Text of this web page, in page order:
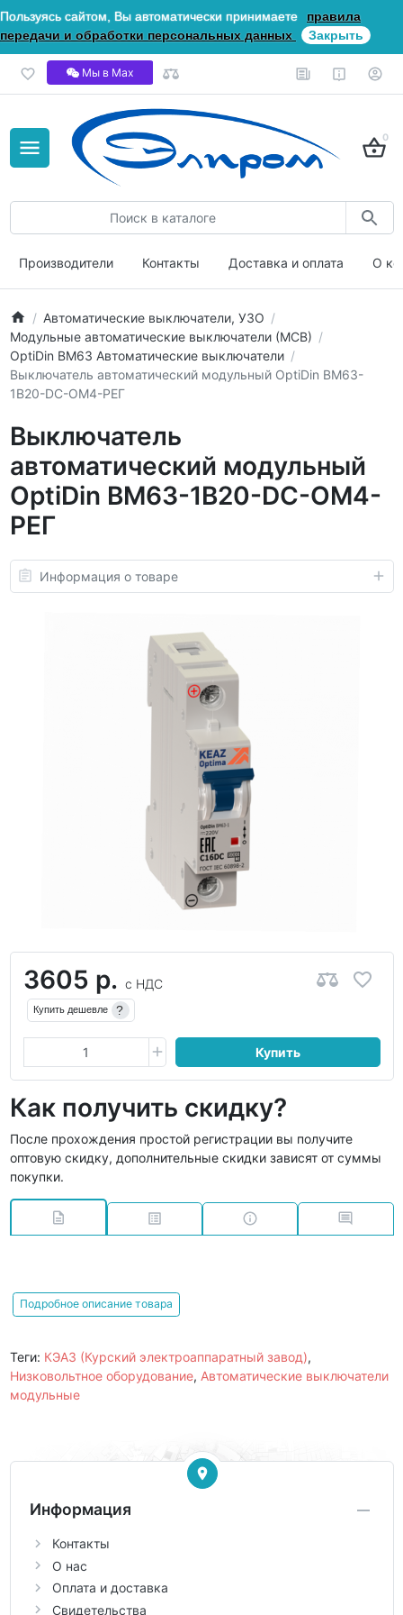
Пользуясь сайтом, Вы автоматически принимаете
правила
передачи и обработки персональных данных
Закрыть
Мы в Мах
0
Производители Контакты Доставка и оплата О
Автоматические выключатели, УЗО
Модульные автоматические выключатели (МСВ)
OptiDin ВМ63 Автоматические выключатели
Выключатель автоматический модульный OptiDin BM63-
1B20-DC-ОМ4-РЕГ
Выключатель
автоматический модульный
OptiDin BM63-1B20-DC-ОМ4-
РЕГ
Информация о товаре
3605 р. с НДС
Купить дешевле ?
Купить
Как получить скидку?
После прохождения простой регистрации вы получите
оптовую скидку, дополнительные скидки зависят от суммы
покупки.
Подробное описание товара
Теги: КЭАЗ (Курский электроаппаратный завод),
Низковольтное оборудование, Автоматические выключатели
модульные
Информация
Контакты
О нас
Оплата и доставка
Свидетельства